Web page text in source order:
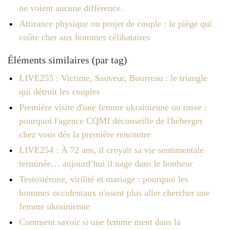
ne voient aucune différence.
Attirance physique ou projet de couple : le piège qui
coûte cher aux hommes célibataires
Éléments similaires (par tag)
LIVE255 : Victime, Sauveur, Bourreau : le triangle
qui détruit les couples
Première visite d'une femme ukrainienne ou russe :
pourquoi l'agence CQMI déconseille de l'héberger
chez vous dès la première rencontre
LIVE254 : À 72 ans, il croyait sa vie sentimentale
terminée… aujourd’hui il nage dans le bonheur
Testostérone, virilité et mariage : pourquoi les
hommes occidentaux n'osent plus aller chercher une
femme ukrainienne
Comment savoir si une femme ment dans la